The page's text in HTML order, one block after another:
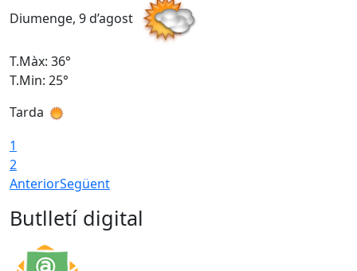
Diumenge, 9 d’agost
T.Màx: 36°
T.Min: 25°
Tarda
1
2
AnteriorSegüent
Butlletí digital